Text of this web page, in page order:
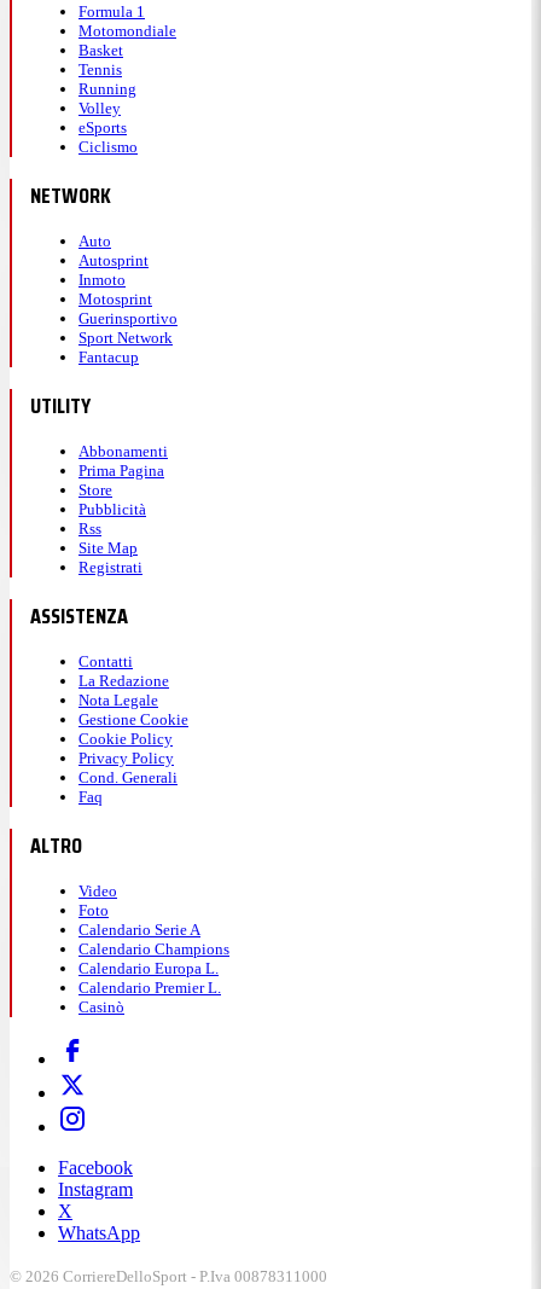
Formula 1
Motomondiale
Basket
Tennis
Running
Volley
eSports
Ciclismo
NETWORK
Auto
Autosprint
Inmoto
Motosprint
Guerinsportivo
Sport Network
Fantacup
UTILITY
Abbonamenti
Prima Pagina
Store
Pubblicità
Rss
Site Map
Registrati
ASSISTENZA
Contatti
La Redazione
Nota Legale
Gestione Cookie
Cookie Policy
Privacy Policy
Cond. Generali
Faq
ALTRO
Video
Foto
Calendario Serie A
Calendario Champions
Calendario Europa L.
Calendario Premier L.
Casinò
Facebook
Instagram
X
WhatsApp
© 2026 CorriereDelloSport - P.Iva 00878311000